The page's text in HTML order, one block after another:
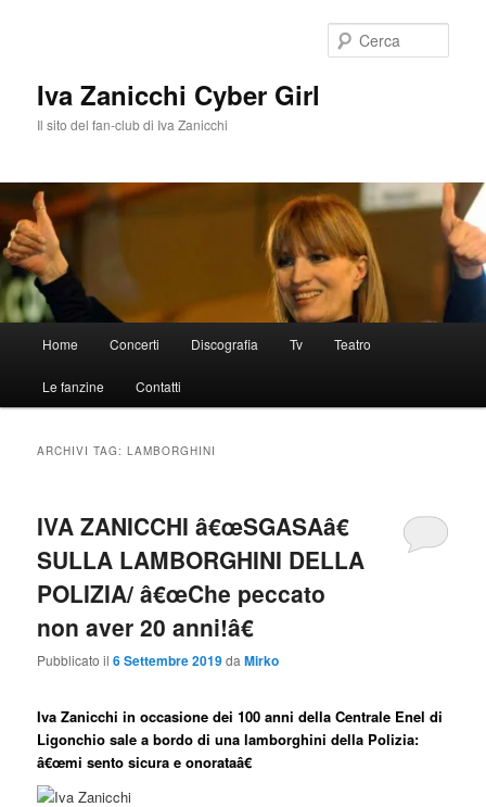
Iva Zanicchi Cyber Girl
Il sito del fan-club di Iva Zanicchi
principale
Home Concerti Discografia Tv Teatro
Le fanzine Contatti
ARCHIVI TAG:LAMBORGHINI
IVA ZANICCHI â€œSGASAâ€
SULLA LAMBORGHINI DELLA
POLIZIA/ â€œChe peccato
non aver 20 anni!â€
Pubblicato il6 Settembre 2019daMirko
Iva Zanicchi in occasione dei 100 anni della Centrale Enel di
Ligonchio sale a bordo di una lamborghini della Polizia:
â€œmi sento sicura e onorataâ€